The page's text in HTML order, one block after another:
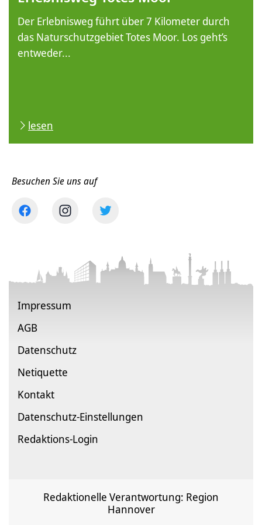
Der Erlebnisweg führt über 7 Kilometer durch
das Naturschutzgebiet Totes Moor. Los geht’s
entweder...
lesen
Besuchen Sie uns auf
Impressum
AGB
Datenschutz
Netiquette
Kontakt
Datenschutz-Einstellungen
Redaktions-Login
Redaktionelle Verantwortung: Region
Hannover